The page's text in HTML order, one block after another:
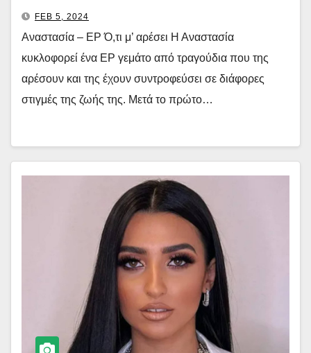
FEB 5, 2024
Αναστασία – EP Ό,τι μ’ αρέσει Η Αναστασία
κυκλοφορεί ένα EP γεμάτο από τραγούδια που της
αρέσουν και της έχουν συντροφεύσει σε διάφορες
στιγμές της ζωής της. Μετά το πρώτο…